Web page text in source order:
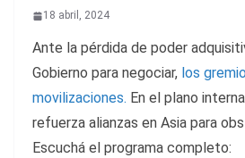
18 abril, 2024
Ante la pérdida de poder
Gobierno para negociar, los
movilizaciones. En el plano
refuerza alianzas en Asia para
Escuchá el programa completo: